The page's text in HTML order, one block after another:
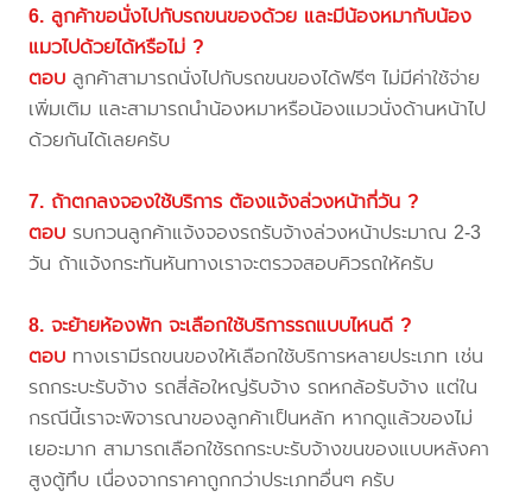
6. ลูกค้าขอนั่งไปกับรถขนของด้วย และมีน้องหมากับน้อง
แมวไปด้วยได้หรือไม่ ?
ตอบ ลูกค้าสามารถนั่งไปกับรถขนของได้ฟรีๆ ไม่มีค่าใช้จ่าย
เพิ่มเติม และสามารถนำน้องหมาหรือน้องแมวนั่งด้านหน้าไป
ด้วยกันได้เลยครับ
7. ถ้าตกลงจองใช้บริการ ต้องแจ้งล่วงหน้ากี่วัน ?
ตอบ รบกวนลูกค้าแจ้งจองรถรับจ้างล่วงหน้าประมาณ 2-3
วัน ถ้าแจ้งกระทันหันทางเราจะตรวจสอบคิวรถให้ครับ
8. จะย้ายห้องพัก จะเลือกใช้บริการรถแบบไหนดี ?
ตอบ ทางเรามีรถขนของให้เลือกใช้บริการหลายประเภท เช่น
รถกระบะรับจ้าง รถสี่ล้อใหญ่รับจ้าง รถหกล้อรับจ้าง แต่ใน
กรณีนี้เราจะพิจารณาของลูกค้าเป็นหลัก หากดูแล้วของไม่
เยอะมาก สามารถเลือกใช้รถกระบะรับจ้างขนของแบบหลังคา
สูงตู้ทึบ เนื่องจากราคาถูกกว่าประเภทอื่นๆ ครับ